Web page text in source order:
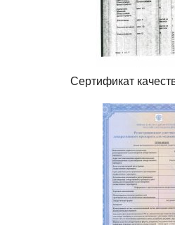
Сертификат